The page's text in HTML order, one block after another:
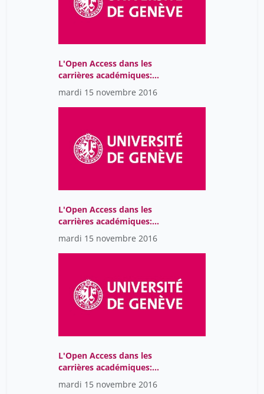
L'Open Access dans les
carrières académiques:
libérer la connaissance:
survol de quelques
initiatives de l'UdeM
mardi 15 novembre 2016
L'Open Access dans les
carrières académiques:
perspectives pratiques et
morales du chercheur
sur l'Open Access
mardi 15 novembre 2016
L'Open Access dans les
carrières académiques:
cinquante nuances
d'Open
mardi 15 novembre 2016